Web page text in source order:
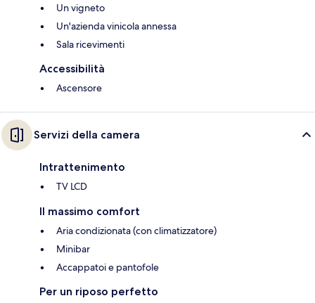
Un vigneto
Un'azienda vinicola annessa
Sala ricevimenti
Accessibilità
Ascensore
Servizi della camera
Intrattenimento
TV LCD
Il massimo comfort
Aria condizionata (con climatizzatore)
Minibar
Accappatoi e pantofole
Per un riposo perfetto